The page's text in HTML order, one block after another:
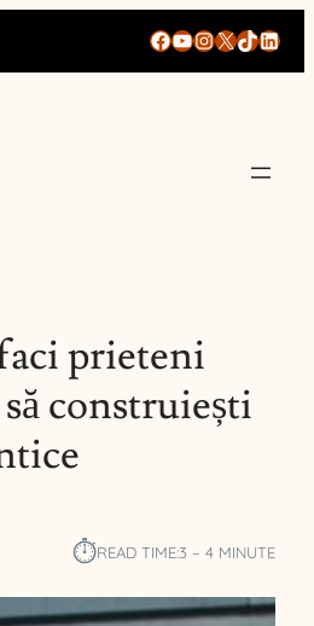
Facebook
YouTube
Instagram
X TikTok
prieteni
construiești
⏱︎READ TIME:3 – 4 MINUTE